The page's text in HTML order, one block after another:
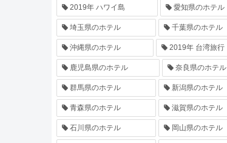
2019年 ハワイ島 愛知県のホテル
埼玉県のホテル 千葉県のホテル
沖縄県のホテル 2019年 台湾旅行
鹿児島県のホテル 奈良県のホテル
群馬県のホテル 新潟県のホテル
青森県のホテル 滋賀県のホテル
石川県のホテル 岡山県のホテル